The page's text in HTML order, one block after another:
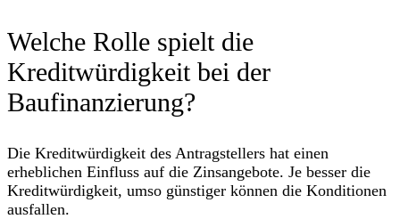
Welche Rolle spielt die
Kreditwürdigkeit bei der
Baufinanzierung?
Die Kreditwürdigkeit des Antragstellers hat einen
erheblichen Einfluss auf die Zinsangebote. Je besser die
Kreditwürdigkeit, umso günstiger können die Konditionen
ausfallen.